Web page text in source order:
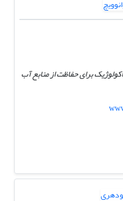
برای حفاظت از منابع آب